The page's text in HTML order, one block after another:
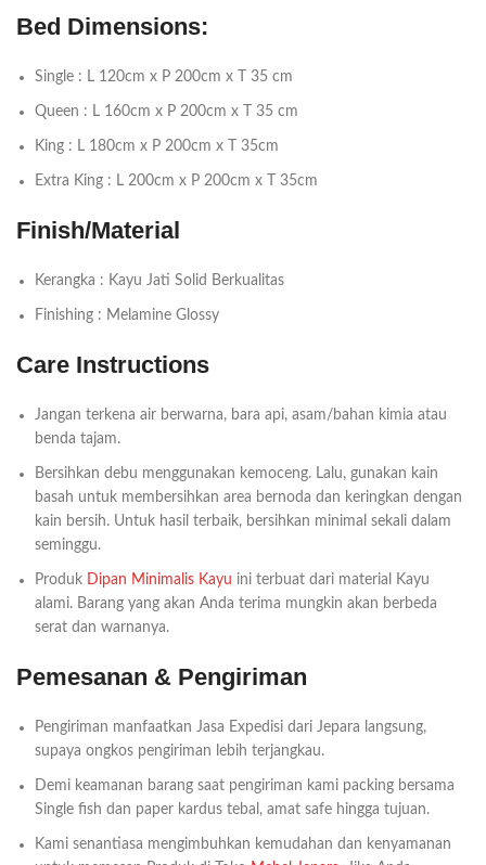
Bed Dimensions:
Single : L 120cm x P 200cm x T 35 cm
Queen : L 160cm x P 200cm x T 35 cm
King : L 180cm x P 200cm x T 35cm
Extra King : L 200cm x P 200cm x T 35cm
Finish/Material
Kerangka : Kayu Jati Solid Berkualitas
Finishing : Melamine Glossy
Care Instructions
Jangan terkena air berwarna, bara api, asam/bahan kimia atau
benda tajam.
Bersihkan debu menggunakan kemoceng. Lalu, gunakan kain
basah untuk membersihkan area bernoda dan keringkan dengan
kain bersih. Untuk hasil terbaik, bersihkan minimal sekali dalam
seminggu.
Produk Dipan Minimalis Kayu ini terbuat dari material Kayu
alami. Barang yang akan Anda terima mungkin akan berbeda
serat dan warnanya.
Pemesanan & Pengiriman
Pengiriman manfaatkan Jasa Expedisi dari Jepara langsung,
supaya ongkos pengiriman lebih terjangkau.
Demi keamanan barang saat pengiriman kami packing bersama
Single fish dan paper kardus tebal, amat safe hingga tujuan.
Kami senantiasa mengimbuhkan kemudahan dan kenyamanan